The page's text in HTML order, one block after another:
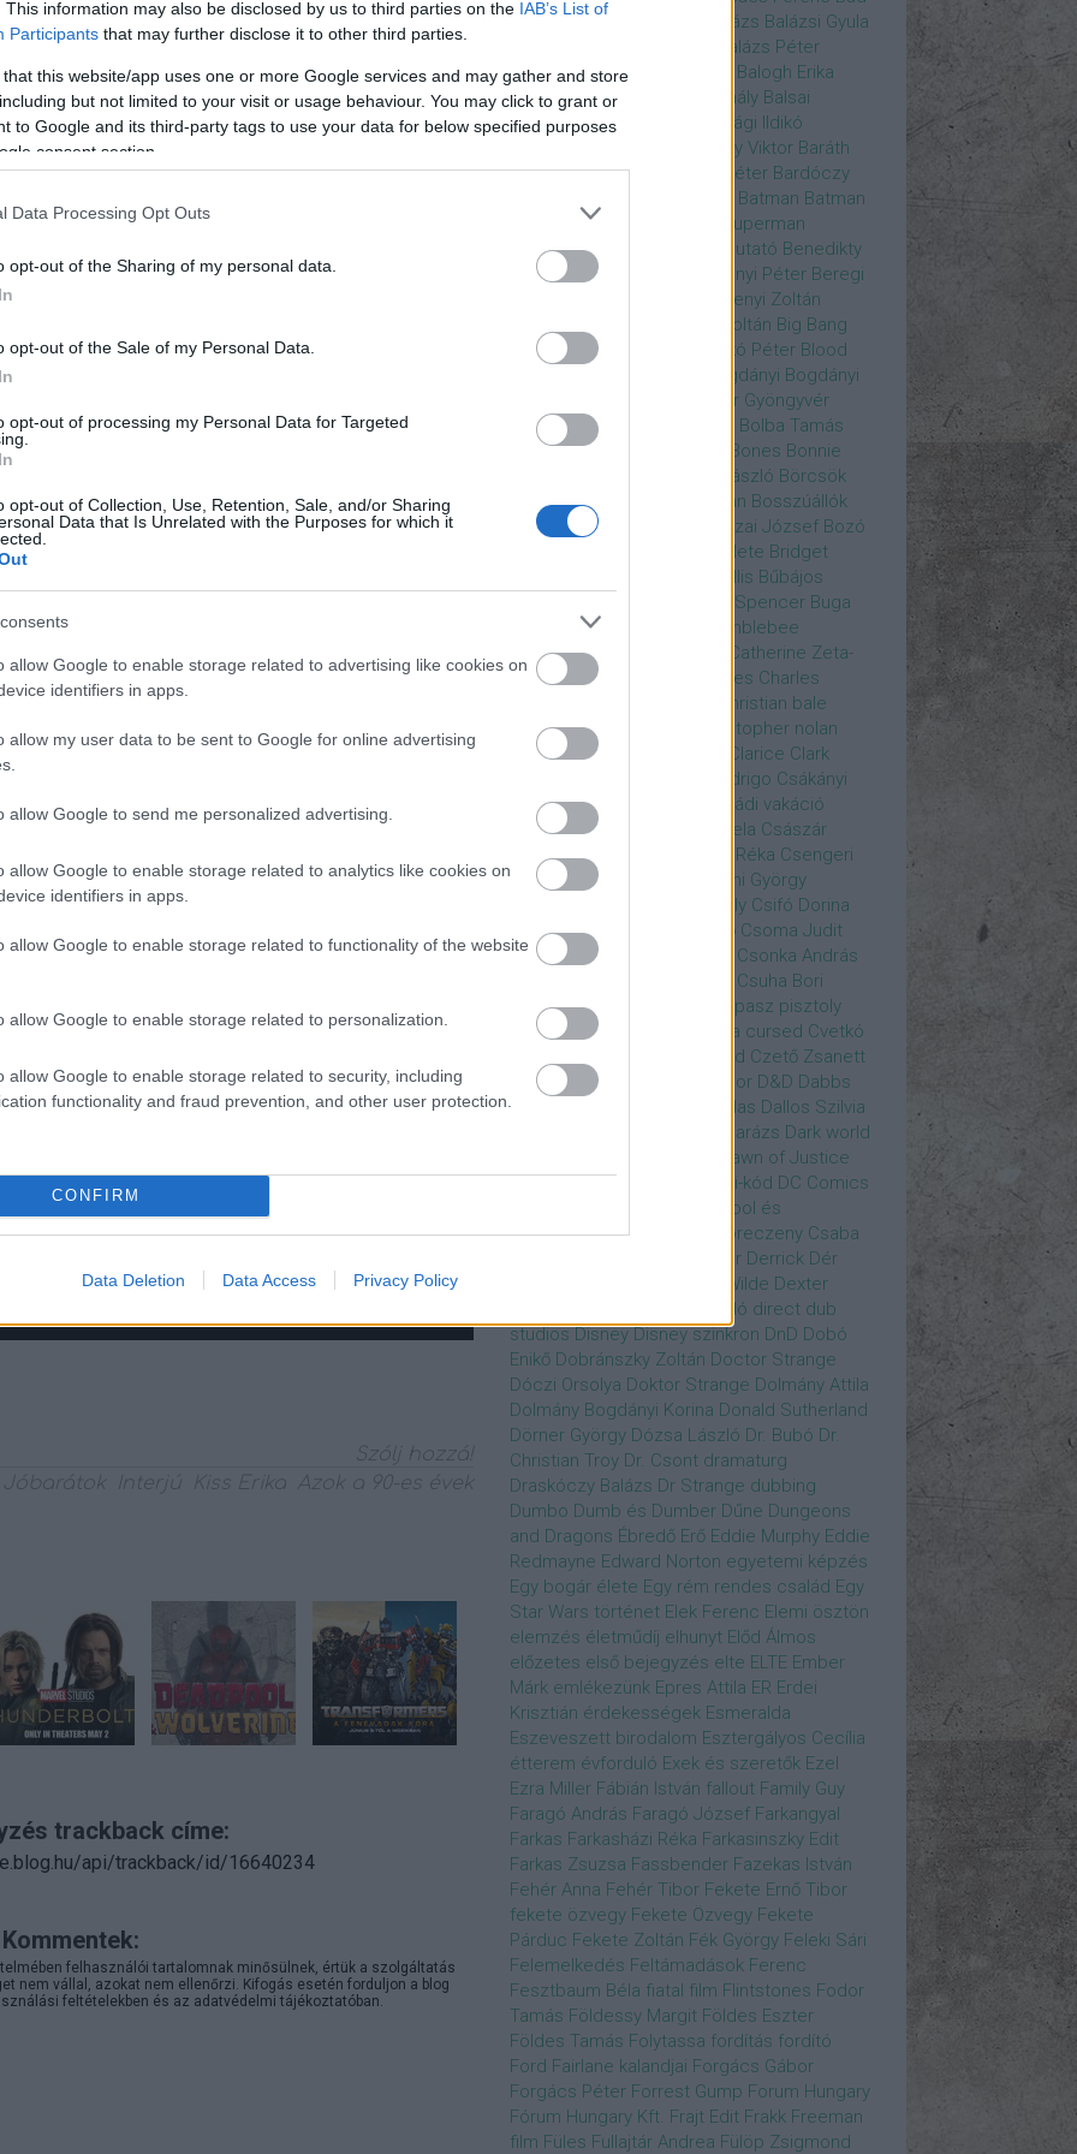
This information may also be disclosed by us to third parties on the IAB’s List of
Participants that may further disclose it to other third parties.
that this website/app uses one or more Google services and may gather and store
but not limited to your visit or usage behaviour. You may click to grant or
to Google and its third-party tags to use your data for below specified purposes
consent section.
Data Processing Opt Outs
opt-out of the Sharing of my personal data.
opt-out of the Sale of my Personal Data.
opt-out of processing my Personal Data for Targeted
opt-out of Collection, Use, Retention, Sale, and/or Sharing
Data that Is Unrelated with the Purposes for which it
allow Google to enable storage related to advertising like cookies on
identifiers in apps.
allow my user data to be sent to Google for online advertising
allow Google to send me personalized advertising.
allow Google to enable storage related to analytics like cookies on
identifiers in apps.
allow Google to enable storage related to functionality of the website
allow Google to enable storage related to personalization.
allow Google to enable storage related to security, including
functionality and fraud prevention, and other user protection.
CONFIRM
Data Deletion Data Access Privacy Policy
este a filmet, hogy ne bőgjek munka közben, de nem
őket, és azt hiszem, hogy egy egész világ várta, hogy
fel: reggel 8-tól délutánig dolgoztunk, közben a
konyhában, nagyon családias volt. Azután átkerült a
minket. Általában Sinkovits-Vitay Andrissal
Ágival is sok időt töltöttük a stúdióban, és persze
Péterrel. A többiekről nem igazán tudtam. Nem
hanem ekkoriban már bevezették a fülhallgató
hangot. A Talent Stúdióban mindig levetetem a
de ekkor rákényszerülnek arra, hogy nézzék is a
épült, különösen fontos volt megnézni a
a szöveget.
kellene eljátszanod bármelyik karaktert a
összenőttünk a tíz év alatt, ráadásul nem csak a
hanem például a Született szinglikben is. Ebben
beszélt és létezett, így a hangja is kicsit máshogyan
lekövetni.
követted Courtney Coxnak, vagy a régi
akkori és a mostani Monica is ugyanúgy nevet. A
esetekben mondta a rendező, hogy a klasszikus
alkalom, hogy Monica bőrébe bújtál! Köszönjük,
Szólj hozzá!
Jóbarátok
Interjú Kiss Erika Azok a 90-es évek
trackback címe:
api/trackback/id/16640234
Kommentek:
felhasználói tartalomnak minősülnek, értük a szolgáltatás
nem vállal, azokat nem ellenőrzi. Kifogás esetén forduljon a blog
feltételekben és az adatvédelmi tájékoztatóban.
Boys Bajos csajok Balázs Balázsi Gyula
Balázs Péter
Baldurs Gate 3
Balogh Erika
Balogh Mix Stúdió
Balog Mihály Balsai
Mónika Bánfalvi Eszter
Bánsági Ildikó
Baradlay Viktor Baráth
István Barát Attia Barbinek Péter Bardóczy
Batman Batman
Superman ellen
Batman v Superman
Beetlejuice
bemutató Benedikty
Marcell
Benkő Péter Bercsényi Péter Beregi
Berzsenyi Zoltán
Bezerédi Zoltán Big Bang
Media Kft.
Blake Lively Blaskó Péter Blood
Bogdányi Bogdányi
Bognár Gyöngyvér
Bognár Tamás
Bolba Tamás
Boldog Gábor
Bones Bonnie
Borbély László Börcsök
Enikő Boros Zoltán Bor Zoltán Bosszúállók
Botár Endre
Bozai József Bozó
Brian élete Bridget
Bruce Willis Bűbájos
Bud Spencer Buga
bukott birodalom
Bumblebee
Cameron Diaz
Catherine Zeta-
Jones CD Projekt Red Charles Charles
christian bale
Christopher Eccleston
christopher nolan
Chris Hemsworth
Clarice Clark
Crespo Rodrigo Csákányi
Eszter Csákányi László
Családi vakáció
Csankó Zoltán
Császár Angela Császár
Róbert Cseke Péter Csellár Réka Csengeri
Attila
Csere Ágnes
Cserhalmi György
Csiby Gergely Csifó Dorina
Csillagok Háborúja
Csodanő Csoma Judit
Csomós Mari
Csonka András
Csuha Bori
Csuha Lajos
Csupasz pisztoly
Csurka László
Csűrös Karola cursed Cvetkó
Czető Roland Czető Zsanett
Czigány Judit
Czvetkó Sándor D&D Dabbs
Greer
Dallas Dallos Szilvia
Darázs Dark world
Dawn of Justice
Days of Future Past
Da Vinci-kód DC Comics
Deadpool és
Rozsomák Dead To Me
Debreczeny Csaba
Denevérember Derrick Dér
Devora Wilde Dexter
díjátadó direct dub
studios Disney Disney szinkron DnD Dobó
Enikő Dobránszky Zoltán Doctor Strange
Dóczi Orsolya Doktor Strange Dolmány Attila
Dolmány Bogdányi Korina Donald Sutherland
Dörner György Dózsa László Dr. Bubó Dr.
Christian Troy Dr. Csont dramaturg
Draskóczy Balázs Dr Strange dubbing
Dumbo Dumb és Dumber Dűne Dungeons
and Dragons Ébredő Erő Eddie Murphy Eddie
Redmayne Edward Norton egyetemi képzés
Egy bogár élete Egy rém rendes család Egy
Star Wars történet Elek Ferenc Elemi ösztön
elemzés életműdíj elhunyt Előd Álmos
előzetes első bejegyzés elte ELTE Ember
Márk emlékezünk Epres Attila ER Erdei
Krisztián érdekességek Esmeralda
Eszeveszett birodalom Esztergályos Cecília
étterem évforduló Exek és szeretők Ezel
Ezra Miller Fábián István fallout Family Guy
Faragó András Faragó József Farkangyal
Farkas Farkasházi Réka Farkasinszky Edit
Farkas Zsuzsa Fassbender Fazekas István
Fehér Anna Fehér Tibor Fekete Ernő Tibor
fekete özvegy Fekete Özvegy Fekete
Párduc Fekete Zoltán Fék György Feleki Sári
Felemelkedés Feltámadások Ferenc
Fesztbaum Béla fiatal film Flintstones Fodor
Tamás Földessy Margit Földes Eszter
Földes Tamás Folytassa fordítás fordító
Ford Fairlane kalandjai Forgács Gábor
Forgács Péter Forrest Gump Forum Hungary
Fórum Hungary Kft. Frajt Edit Frakk Freeman
film Füles Fullajtár Andrea Fülöp Zsigmond